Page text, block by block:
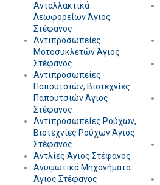
Ανταλλακτικά
Λεωφορείων Άγιος
Στέφανος
Αντιπροσωπείες
Μοτοσυκλετών Άγιος
Στέφανος
Αντιπροσωπείες
Παπουτσιών, Βιοτεχνίες
Παπουτσιών Άγιος
Στέφανος
Αντιπροσωπείες Ρούχων,
Βιοτεχνίες Ρούχων Άγιος
Στέφανος
Αντλίες Άγιος Στέφανος
Ανυψωτικά Μηχανήματα
Άγιος Στέφανος